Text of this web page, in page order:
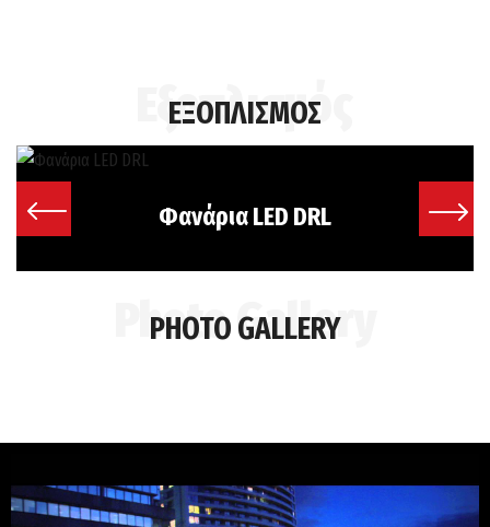
ΕΞΟΠΛΙΣΜΟΣ
Φανάρια LED DRL
PHOTO GALLERY